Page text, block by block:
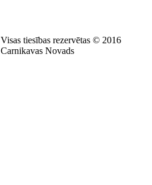
Visas tiesības rezervētas © 2016
Carnikavas Novads